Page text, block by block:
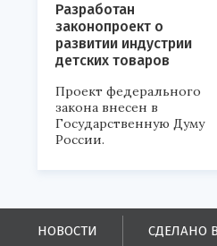
Разработан
законопроект о
развитии индустрии
детских товаров
Проект федерального
закона внесен в
Государственную Думу
России.
НОВОСТИ СДЕЛАНО